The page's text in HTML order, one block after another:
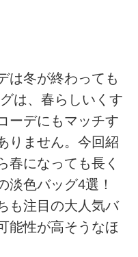
は冬が終わっても
は、春らしいくす
ーデにもマッチす
りません。今回紹
春になっても長く
淡色バッグ4選！
も注目の大人気バ
能性が高そうなほ